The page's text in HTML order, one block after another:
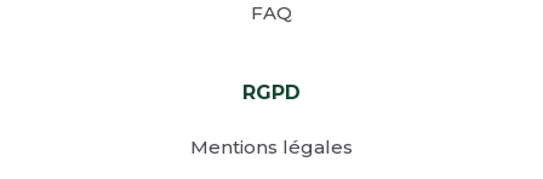
FAQ
RGPD
Mentions légales